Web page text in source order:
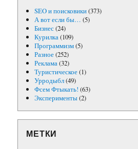
SEO и поисковики(373)
А вот если бы… (5)
Бизнес(24)
Курилка(109)
Программизм(5)
Разное(252)
Реклама(32)
Туристическое(1)
Урродыбл(49)
Фсем Фтыкать! (63)
Эксперименты(2)
МЕТКИ